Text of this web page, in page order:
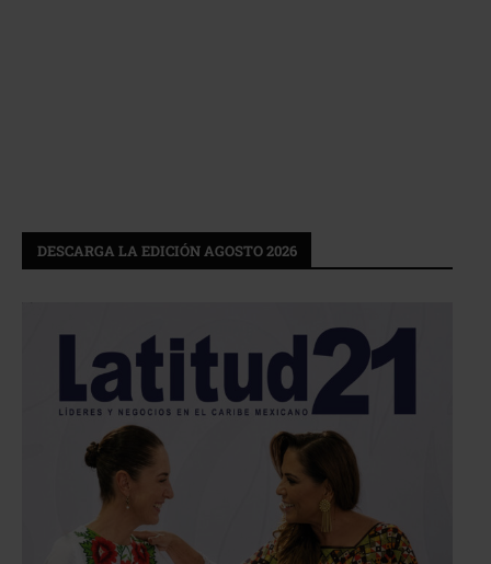
DESCARGA LA EDICIÓN AGOSTO 2026